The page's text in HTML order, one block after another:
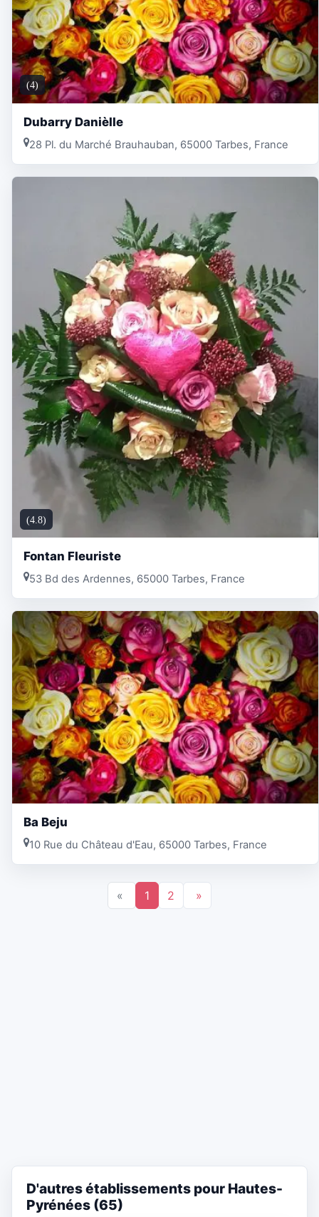
(4)
Dubarry Danièlle
28 Pl. du Marché Brauhauban, 65000 Tarbes, France
(4.8)
Fontan Fleuriste
53 Bd des Ardennes, 65000 Tarbes, France
Ba Beju
10 Rue du Château d'Eau, 65000 Tarbes, France
« 1 2 »
D'autres établissements pour Hautes-
Pyrénées (65)